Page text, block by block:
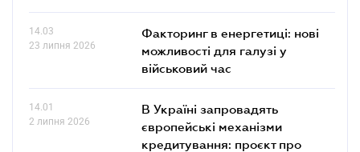
14.03
23 липня 2026
Факторинг в енергетиці: нові
можливості для галузі у
військовий час
14.01
2 липня 2026
В Україні запровадять
європейські механізми
кредитування: проєкт про